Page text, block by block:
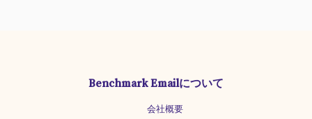
コンテンツの企画からコンテンツカレン
ダーの作成までの方法を順を追ってご案
内します。 顧客に役立ちそうなテーマ候
Benchmark Emailについて
会社概要